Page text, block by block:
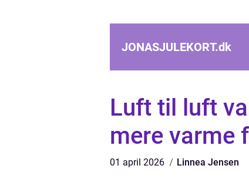
JONASJULEKORT.dk
Luft til luft
mere varme
01 april 2026 Linnea Jensen